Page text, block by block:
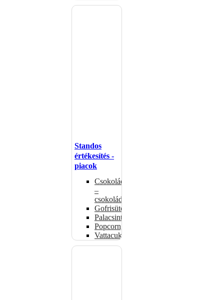
Standos
értékesítés -
piacok
Csokoládémelegítők
–
csokoládéadagolók
Gofrisütők
Palacsintasütők
Popcorngépek
Vattacukorgép